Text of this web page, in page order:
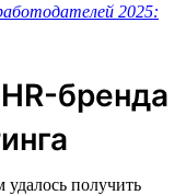
2025:
бренда
получить